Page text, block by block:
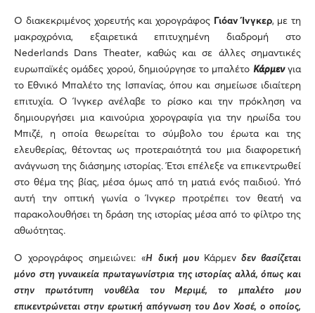
Ο διακεκριμένος χορευτής και χορογράφος Γιόαν Ίνγκερ, με τη
μακροχρόνια, εξαιρετικά επιτυχημένη διαδρομή στο
Nederlands Dans Theater, καθώς και σε άλλες σημαντικές
ευρωπαϊκές ομάδες χορού, δημιούργησε το μπαλέτο Κάρμενγια
το Εθνικό Μπαλέτο της Ισπανίας, όπου και σημείωσε ιδιαίτερη
επιτυχία. O Ίνγκερ ανέλαβε το ρίσκο και την πρόκληση να
δημιουργήσει μια καινούρια χορογραφία για την ηρωίδα του
Μπιζέ, η οποία θεωρείται το σύμβολο του έρωτα και της
ελευθερίας, θέτοντας ως προτεραιότητά του μια διαφορετική
ανάγνωση της διάσημης ιστορίας. Έτσι επέλεξε να επικεντρωθεί
στο θέμα της βίας, μέσα όμως από τη ματιά ενός παιδιού. Υπό
αυτή την οπτική γωνία ο Ίνγκερ προτρέπει τον θεατή να
παρακολουθήσει τη δράση της ιστορίας μέσα από το φίλτρο της
αθωότητας.
Ο χορογράφος σημειώνει: «Η δική μου Κάρμενδεν βασίζεται
μόνο στη γυναικεία πρωταγωνίστρια της ιστορίας αλλά, όπως και
στην πρωτότυπη νουβέλα του Μεριμέ, το μπαλέτο μου
επικεντρώνεται στην ερωτική απόγνωση του Δον Χοσέ, ο οποίος,